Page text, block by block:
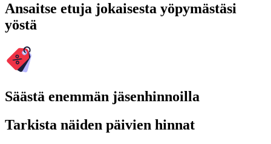
Ansaitse etuja jokaisesta yöpymästäsi
yöstä
Säästä enemmän jäsenhinnoilla
Tarkista näiden päivien hinnat